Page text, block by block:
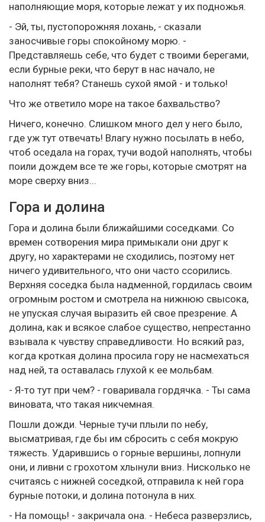
наполняющие моря, которые лежат у их подножья.
- Эй, ты, пустопорожняя лохань, - сказали
заносчивые горы спокойному морю. -
Представляешь себе, что будет с твоими берегами,
если бурные реки, что берут в нас начало, не
наполнят тебя? Станешь сухой ямой - и только!
Что же ответило море на такое бахвальство?
Ничего, конечно. Слишком много дел у него было,
где уж тут отвечать! Влагу нужно посылать в небо,
чтоб оседала на горах, тучи водой наполнять, чтобы
поили дождем все те же горы, которые смотрят на
море сверху вниз...
Гора и долина
Гора и долина были ближайшими соседками. Со
времен сотворения мира примыкали они друг к
другу, но характерами не сходились, поэтому нет
ничего удивительного, что они часто ссорились.
Верхняя соседка была надменной, гордилась своим
огромным ростом и смотрела на нижнюю свысока,
не упуская случая выразить ей свое презрение. А
долина, как и всякое слабое существо, непрестанно
взывала к чувству справедливости. Но всякий раз,
когда кроткая долина просила гору не насмехаться
над ней, та оставалась глухой к ее мольбам.
- Я-то тут при чем? - говаривала гордячка. - Ты сама
виновата, что такая никчемная.
Пошли дожди. Черные тучи плыли по небу,
высматривая, где бы им сбросить с себя мокрую
тяжесть. Ударившись о горные вершины, лопнули
они, и ливни с грохотом хлынули вниз. Нисколько не
считаясь с нижней соседкой, отправила к ней гора
бурные потоки, и долина потонула в них.
- На помощь! - закричала она. - Небеса разверзлись,